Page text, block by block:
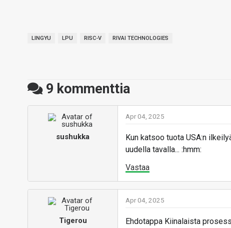
LINGYU LPU RISC-V RIVAI TECHNOLOGIES
9 kommenttia
sushukka
Apr 04, 2025
Kun katsoo tuota USA:n
uudella tavalla... :hmm:
Vastaa
Tigerou
Apr 04, 2025
Ehdotappa Kiinalaista